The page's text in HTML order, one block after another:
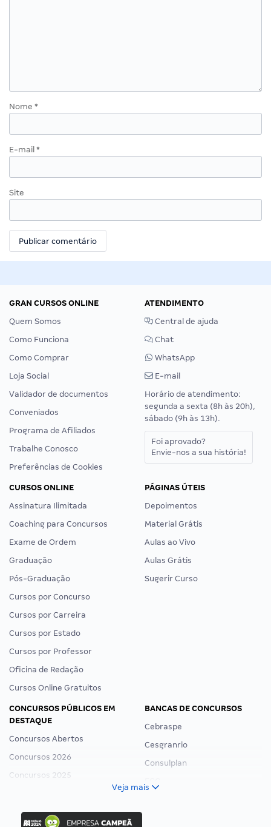
Nome *
E-mail *
Site
GRAN CURSOS ONLINE
Quem Somos
Como Funciona
Como Comprar
Loja Social
Validador de documentos
Conveniados
Programa de Afiliados
Trabalhe Conosco
Preferências de Cookies
ATENDIMENTO
Central de ajuda
Chat
WhatsApp
E-mail
Horário de atendimento:
segunda a sexta (8h às 20h),
sábado (9h às 13h).
Foi aprovado?
Envie-nos a sua história!
CURSOS ONLINE
Assinatura Ilimitada
Coaching para Concursos
Exame de Ordem
Graduação
Pós-Graduação
Cursos por Concurso
Cursos por Carreira
Cursos por Estado
Cursos por Professor
Oficina de Redação
Cursos Online Gratuitos
PÁGINAS ÚTEIS
Depoimentos
Material Grátis
Aulas ao Vivo
Aulas Grátis
Sugerir Curso
CONCURSOS PÚBLICOS EM
DESTAQUE
Concursos Abertos
Concursos 2026
Concursos 2025
Concurso Ibama
BANCAS DE CONCURSOS
Cebraspe
Cesgranrio
Consulplan
Veja mais